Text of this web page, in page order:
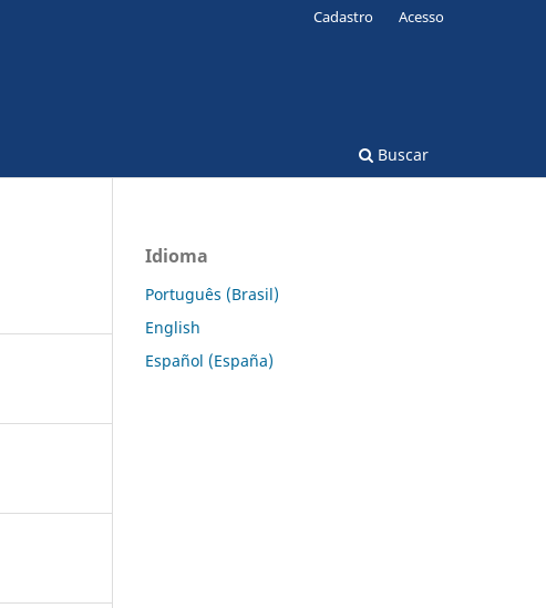
Buscar
Cadastro Acesso
Idioma
Português (Brasil)
English
Español (España)